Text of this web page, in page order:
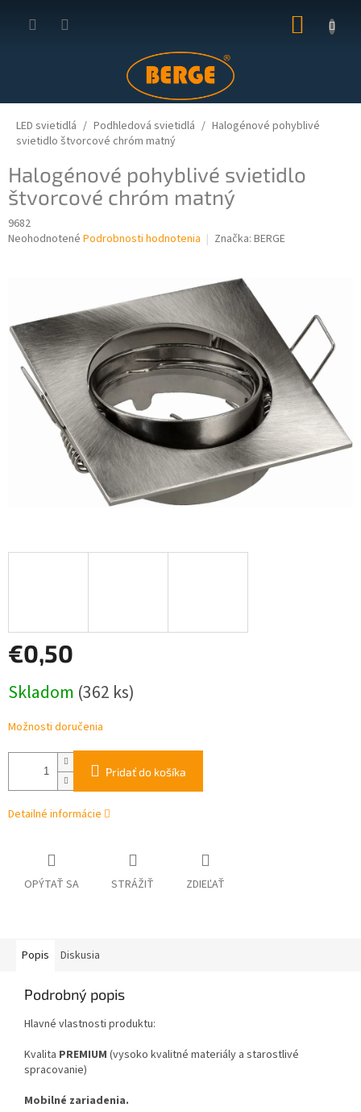
KOŠÍK
LED svietidlá Podhledová svietidlá
Halogénové pohyblivé
svietidlo štvorcové chróm matný
Halogénové pohyblivé svietidlo
štvorcové chróm matný
9682
Priemerné
5
hviezdičiek.
Neohodnotené Podrobnosti hodnotenia Značka: BERGE
€0,50
cena:
Skladom (362 ks)
Možnosti doručenia
Pridať do košíka
Detailné informácie
OPÝTAŤ SA STRÁŽIŤ ZDIEĽAŤ
Popis Diskusia
Podrobný popis
Hlavné vlastnosti produktu:
Kvalita PREMIUM (vysoko kvalitné materiály a starostlivé
spracovanie)
Mobilné zariadenia.